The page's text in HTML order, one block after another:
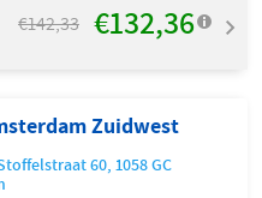
€142,33 €132,36
Zuidwest
60,1058 GC